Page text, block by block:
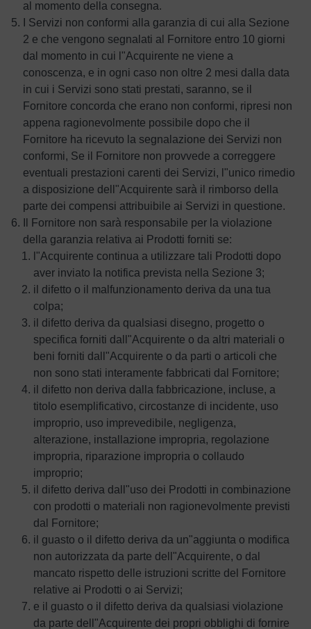
al momento della consegna.
I Servizi non conformi alla garanzia di cui alla Sezione
2 e che vengono segnalati al Fornitore entro 10 giorni
dal momento in cui l"Acquirente ne viene a
conoscenza, e in ogni caso non oltre 2 mesi dalla data
in cui i Servizi sono stati prestati, saranno, se il
Fornitore concorda che erano non conformi, ripresi non
appena ragionevolmente possibile dopo che il
Fornitore ha ricevuto la segnalazione dei Servizi non
conformi, Se il Fornitore non provvede a correggere
eventuali prestazioni carenti dei Servizi, l"unico rimedio
a disposizione dell"Acquirente sarà il rimborso della
parte dei compensi attribuibile ai Servizi in questione.
Il Fornitore non sarà responsabile per la violazione
della garanzia relativa ai Prodotti forniti se:
l"Acquirente continua a utilizzare tali Prodotti dopo
aver inviato la notifica prevista nella Sezione 3;
il difetto o il malfunzionamento deriva da una tua
colpa;
il difetto deriva da qualsiasi disegno, progetto o
specifica forniti dall"Acquirente o da altri materiali o
beni forniti dall"Acquirente o da parti o articoli che
non sono stati interamente fabbricati dal Fornitore;
il difetto non deriva dalla fabbricazione, incluse, a
titolo esemplificativo, circostanze di incidente, uso
improprio, uso imprevedibile, negligenza,
alterazione, installazione impropria, regolazione
impropria, riparazione impropria o collaudo
improprio;
il difetto deriva dall"uso dei Prodotti in combinazione
con prodotti o materiali non ragionevolmente previsti
dal Fornitore;
il guasto o il difetto deriva da un"aggiunta o modifica
non autorizzata da parte dell"Acquirente, o dal
mancato rispetto delle istruzioni scritte del Fornitore
relative ai Prodotti o ai Servizi;
e il guasto o il difetto deriva da qualsiasi violazione
da parte dell"Acquirente dei propri obblighi di fornire